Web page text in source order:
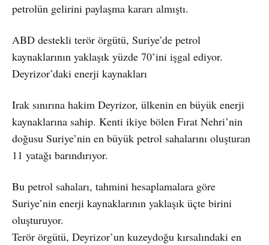
petrolün gelirini paylaşma kararı almıştı.
ABD destekli terör örgütü, Suriye’de petrol
kaynaklarının yaklaşık yüzde 70’ini işgal ediyor.
Deyrizor’daki enerji kaynakları
Irak sınırına hakim Deyrizor, ülkenin en büyük enerji
kaynaklarına sahip. Kenti ikiye bölen Fırat Nehri’nin
doğusu Suriye’nin en büyük petrol sahalarını oluşturan
11 yatağı barındırıyor.
Bu petrol sahaları, tahmini hesaplamalara göre
Suriye’nin enerji kaynaklarının yaklaşık üçte birini
oluşturuyor.
Terör örgütü, Deyrizor’un kuzeydoğu kırsalındaki en